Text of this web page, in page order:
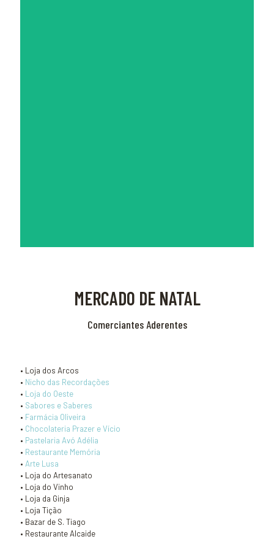
MERCADO DE NATAL
Comerciantes Aderentes
• Loja dos Arcos
• Nicho das Recordações
• Loja do Oeste
• Sabores e Saberes
• Farmácia Oliveira
• Chocolateria Prazer e Vício
• Pastelaria Avó Adélia
• Restaurante Memória
• Arte Lusa
• Loja do Artesanato
• Loja do Vinho
• Loja da Ginja
• Loja Tição
• Bazar de S. Tiago
• Restaurante Alcaide